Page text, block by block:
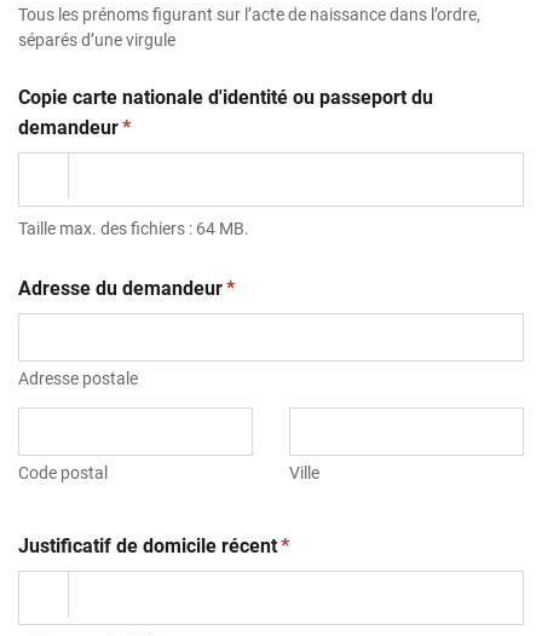
Tous les prénoms figurant sur l’acte de naissance dans l’ordre,
séparés d’une virgule
Copie carte nationale d'identité ou passeport du
demandeur(obligatoire)
*
Taille max. des fichiers : 64 MB.
Adresse du demandeur(obligatoire)
*
Adresse postale
Code postal Ville
Justificatif de domicile récent(obligatoire)
*